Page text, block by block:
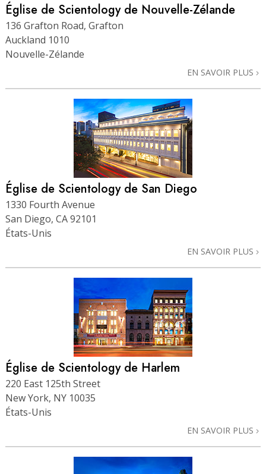
Église de Scientology de Nouvelle-Zélande
136 Grafton Road, Grafton
Auckland 1010
Nouvelle-Zélande
EN SAVOIR PLUS
Église de Scientology de San Diego
1330 Fourth Avenue
San Diego, CA 92101
États-Unis
EN SAVOIR PLUS
Église de Scientology de Harlem
220 East 125th Street
New York, NY 10035
États-Unis
EN SAVOIR PLUS